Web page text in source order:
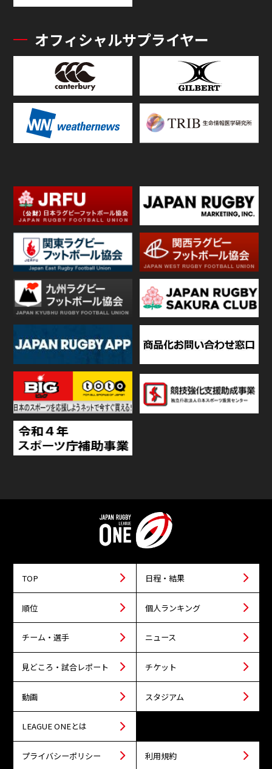
オフィシャルサプライヤー
TOP 日程・結果
順位 個人ランキング
チーム・選手 ニュース
見どころ・試合レポート チケット
動画 スタジアム
LEAGUE ONEとは
プライバシーポリシー 利用規約